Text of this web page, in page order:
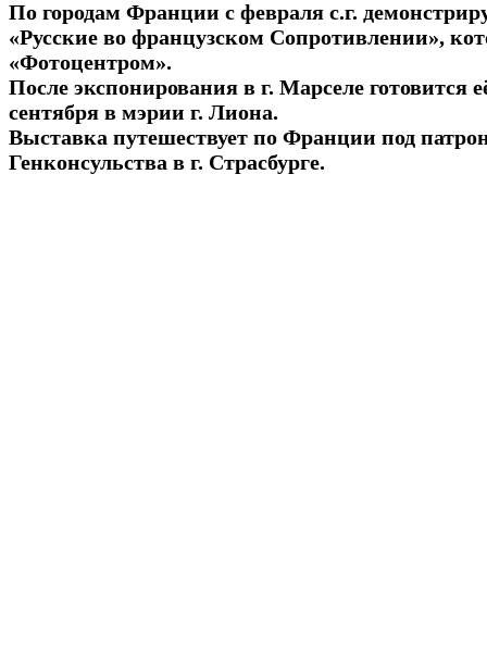
По городам Франции с февраля с.г.
«Русские во французском Сопротивлении»,
«Фотоцентром».
После экспонирования в г. Марселе готовится
сентября в мэрии г. Лиона.
Выставка путешествует по Франции под
Генконсульства в г. Страсбурге.